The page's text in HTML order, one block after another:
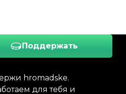
Поддержать
hromadske.
для тебя и